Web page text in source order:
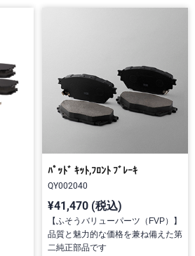
ﾊﾟｯﾄﾞ ｷｯﾄ,ﾌﾛﾝﾄ ﾌﾞﾚｰｷ
QY002040
¥41,470 (税込)
【ふそうバリューパーツ（FVP）】
品質と魅力的な価格を兼ね備えた第
二純正部品です